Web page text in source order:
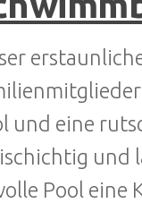
und eine
und
Pool eine